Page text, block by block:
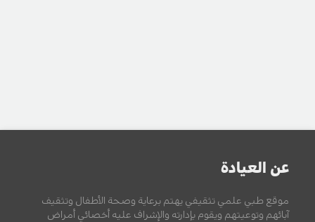
عن العيادة
موقع طبي علمي تثقيفي يهتم برعاية وصحة الأطفال وتثقيف
آبائهم وتوعيتهم ويقوم بإدارته والإشراف عليه أخصائي أمراض